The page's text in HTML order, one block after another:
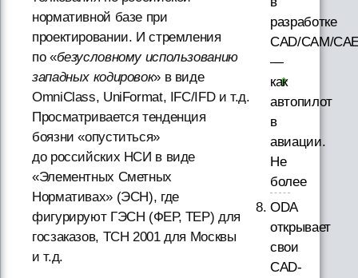
нормативной базе при
проектировании. И стремления
по «безусловному использованию
западных кодировок» в виде
OmniClass, UniFormat, IFC/IFD и т.д.
Просматривается тенденция
боязни «опуститься»
до российских НСИ в виде
«Элементных Сметных
Нормативах» (ЭСН), где
фигурируют ГЭСН (ФЕР, ТЕР) для
госзаказов, ТСН 2001 для Москвы
и т.д.
разработке
CAD/CAM/
—
как
автопилот
в
авиации.
Не
более
ODA
открывает
свои
CAD-